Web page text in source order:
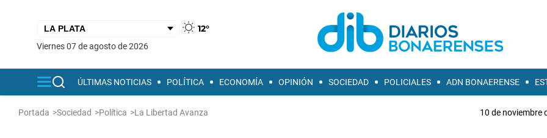
12°
viernes 07 de agosto de 2026
ÚLTIMAS NOTICIAS POLÍTICA ECONOMÍA OPINIÓN SOCIEDAD POLICIALES ADN BONAERENSE
Portada >Sociedad >Política >La Libertad Avanza 10 de noviembre